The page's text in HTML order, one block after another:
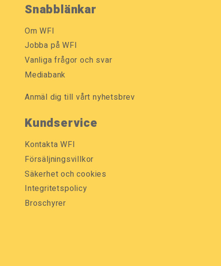
Snabblänkar
Om WFI
Jobba på WFI
Vanliga frågor och svar
Mediabank
Anmäl dig till vårt nyhetsbrev
Kundservice
Kontakta WFI
Försäljningsvillkor
Säkerhet och cookies
Integritetspolicy
Broschyrer